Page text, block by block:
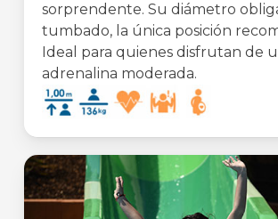
sorprendente. Su diámetro
tumbado, la única posición
Ideal para quienes disfrutan de
adrenalina moderada.